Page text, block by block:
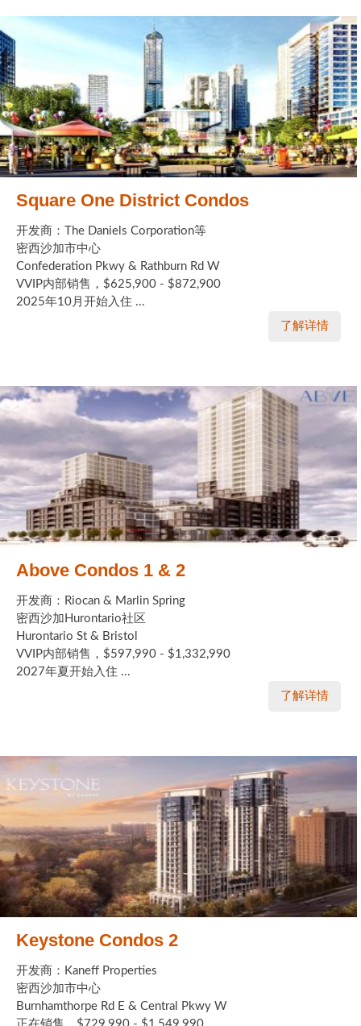
Square One District Condos
开发商：The Daniels Corporation等
密西沙加市中心
Confederation Pkwy & Rathburn Rd W
VVIP内部销售，$625,900 - $872,900
2025年10月开始入住 ...
了解详情
Above Condos 1 & 2
开发商：Riocan & Marlin Spring
密西沙加Hurontario社区
Hurontario St & Bristol
VVIP内部销售，$597,990 - $1,332,990
2027年夏开始入住 ...
了解详情
Keystone Condos 2
开发商：Kaneff Properties
密西沙加市中心
Burnhamthorpe Rd E & Central Pkwy W